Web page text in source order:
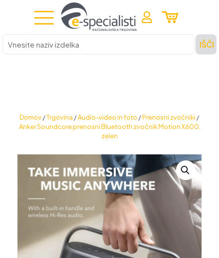
Vnesite
naziv
izdelka
IŠČI
Domov/Trgovina /Audio-video in foto /Prenosni zvočniki /
Anker Soundcore prenosni Bluetooth zvočnik Motion X600,
zelen